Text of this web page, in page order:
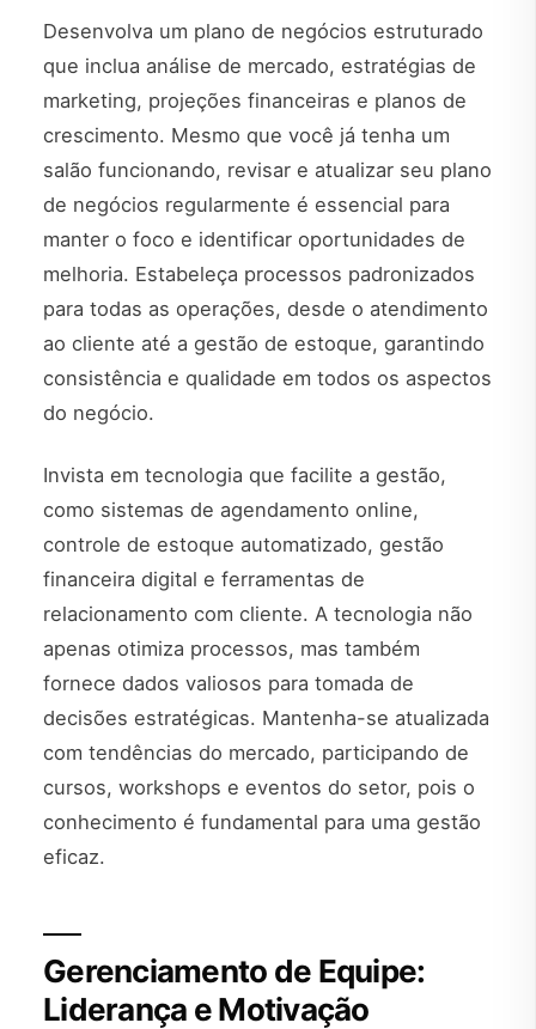
Desenvolva um plano de negócios estruturado
que inclua análise de mercado, estratégias de
marketing, projeções financeiras e planos de
crescimento. Mesmo que você já tenha um
salão funcionando, revisar e atualizar seu plano
de negócios regularmente é essencial para
manter o foco e identificar oportunidades de
melhoria. Estabeleça processos padronizados
para todas as operações, desde o atendimento
ao cliente até a gestão de estoque, garantindo
consistência e qualidade em todos os aspectos
do negócio.
Invista em tecnologia que facilite a gestão,
como sistemas de agendamento online,
controle de estoque automatizado, gestão
financeira digital e ferramentas de
relacionamento com cliente. A tecnologia não
apenas otimiza processos, mas também
fornece dados valiosos para tomada de
decisões estratégicas. Mantenha-se atualizada
com tendências do mercado, participando de
cursos, workshops e eventos do setor, pois o
conhecimento é fundamental para uma gestão
eficaz.
Gerenciamento de Equipe:
Liderança e Motivação